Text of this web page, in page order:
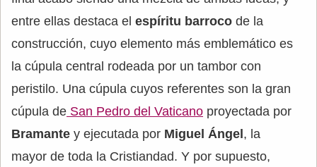
entre ellas destaca el espíritu barroco de la
construcción, cuyo elemento más emblemático es
la cúpula central rodeada por un tambor con
peristilo. Una cúpula cuyos referentes son la gran
cúpula de San Pedro del Vaticano proyectada por
Bramante y ejecutada por Miguel Ángel , la
mayor de toda la Cristiandad. Y por supuesto,